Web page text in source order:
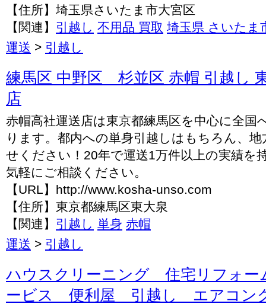
【住所】埼玉県さいたま市大宮区
【関連】 引越し 不用品 買取 埼玉県 さいたま
運送 > 引越し
練馬区 中野区 杉並区 赤帽 引越し
店
赤帽高社運送店は東京都練馬区を中心に全国
ります。都内への単身引越しはもちろん、
せください！20年で運送1万件以上の実績を
気軽にご相談ください。
【URL】http://www.kosha-unso.com
【住所】東京都練馬区東大泉
【関連】 引越し 単身 赤帽
運送 > 引越し
ハウスクリーニング 住宅リフォ
ービス 便利屋 引越し エアコン